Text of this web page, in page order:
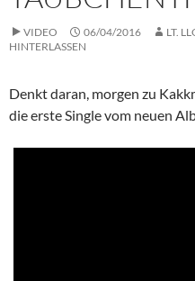
VIDEO 06/04/2016 LT.
HINTERLASSEN
Denkt daran, morgen zu
die erste Single vom neuen